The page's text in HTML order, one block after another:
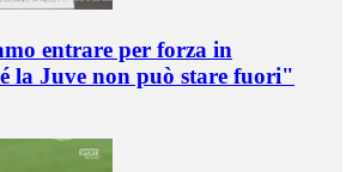
entrare per forza in
la Juve non può stare fuori"